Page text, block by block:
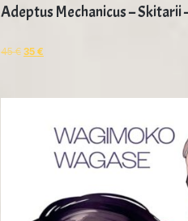
Adeptus Mechanicus –
45€ 35 €